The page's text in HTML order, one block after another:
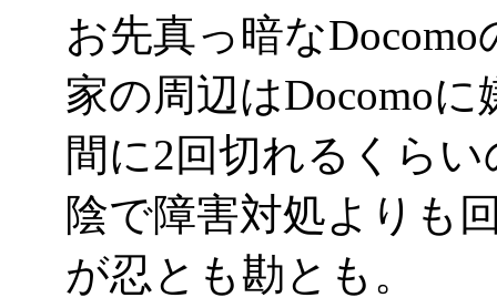
お先真っ暗な
家の周辺はDocomo
間に2回切れるくら
陰で障害対処よりも
が忍とも勘とも。